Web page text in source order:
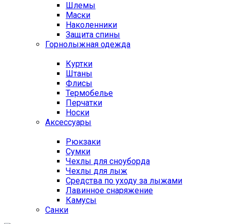
Шлемы
Маски
Наколенники
Защита спины
Горнолыжная одежда
Куртки
Штаны
Флисы
Термобелье
Перчатки
Носки
Аксессуары
Рюкзаки
Сумки
Чехлы для сноуборда
Чехлы для лыж
Средства по уходу за лыжами
Лавинное снаряжение
Камусы
Санки